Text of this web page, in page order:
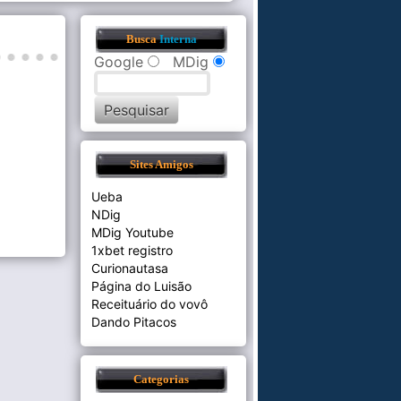
BuscaInterna
Google MDig
Sites Amigos
Ueba
NDig
MDig Youtube
1xbet registro
Curionautasa
Página do Luisão
Receituário do vovô
Dando Pitacos
Categorias